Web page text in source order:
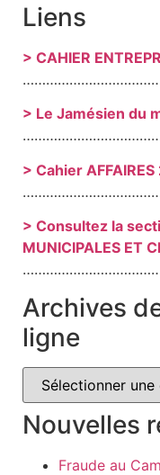
Liens
> CAHIER
> Le Jamésien du
> Cahier
> Consultez la
MUNICIPALES ET
Archives
ligne
Nouvelles
Fraude au